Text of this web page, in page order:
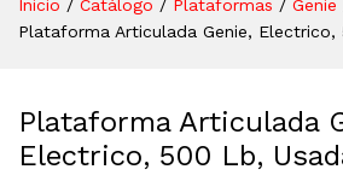
Inicio / Catálogo / Plataformas / Genie
Plataforma Articulada Genie, Electrico,
Plataforma Articulada
Electrico, 500 Lb,